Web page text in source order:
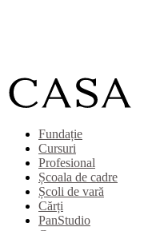
Fundație
Cursuri
Profesional
Școala de cadre
Școli de vară
Cărți
PanStudio